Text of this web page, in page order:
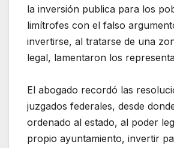
la inversión publica para los
limítrofes con el falso
invertirse, al tratarse de una
legal, lamentaron los
El abogado recordó las
juzgados federales, desde
ordenado al estado, al poder
propio ayuntamiento, invertir